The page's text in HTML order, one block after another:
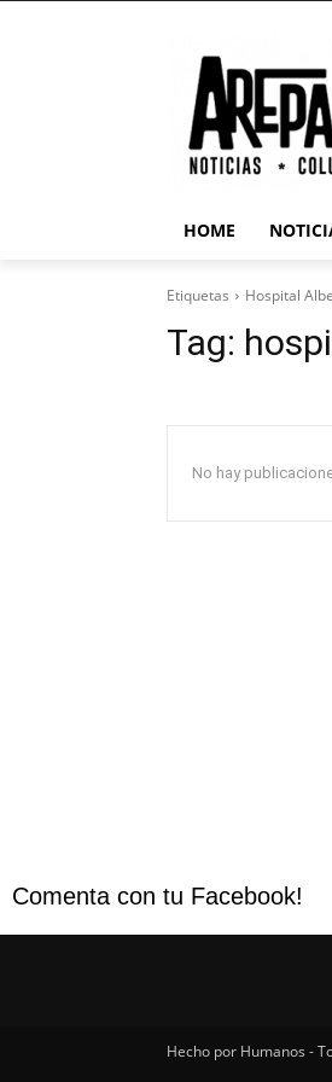
HOME
Etiquetas Hospital
Tag:
No hay
Comenta con tu Facebook!
Hecho por Humanos -